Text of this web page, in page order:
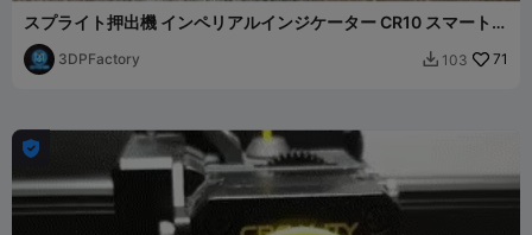
スプライト押出機 インペリアルインジケーター CR10 スマートプ
ロエンダー S1 3
3DPFactory  103 71
